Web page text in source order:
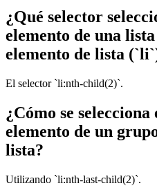
¿Qué selector
elemento de una lista
elemento de lista
El selector `li:nth-child(2)`.
¿Cómo se
elemento de un
lista?
Utilizando `li:nth-last-child(2)`.